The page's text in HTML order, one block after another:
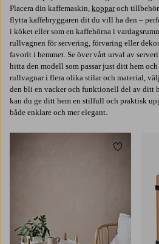
Placera din kaffemaskin, kopparoch tillbehör
flytta kaffebryggaren dit du vill ha den –
i köket eller som en kaffehörna i
rullvagnen för servering, förvaring eller
favorit i hemmet. Se över vårt urval av
hitta den modell som passar just ditt hem
rullvagnar i flera olika stilar och material,
den bli en vacker och funktionell del av ditt
kan du ge ditt hem en stilfull och praktisk
både enklare och mer elegant.
Lägg till i